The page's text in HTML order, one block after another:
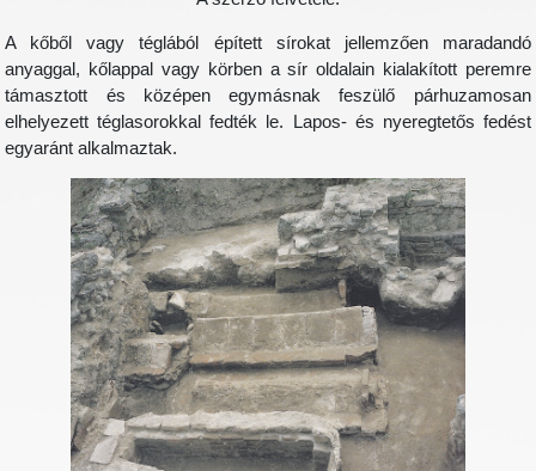
A kőből vagy téglából épített sírokat jellemzően maradandó
anyaggal, kőlappal vagy körben a sír oldalain kialakított peremre
támasztott és középen egymásnak feszülő párhuzamosan
elhelyezett téglasorokkal fedték le. Lapos- és nyeregtetős fedést
egyaránt alkalmaztak.